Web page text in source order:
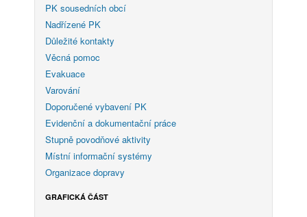
PK sousedních obcí
Nadřízené PK
Důležité kontakty
Věcná pomoc
Evakuace
Varování
Doporučené vybavení PK
Evidenční a dokumentační práce
Stupně povodňové aktivity
Místní informační systémy
Organizace dopravy
GRAFICKÁ ČÁST